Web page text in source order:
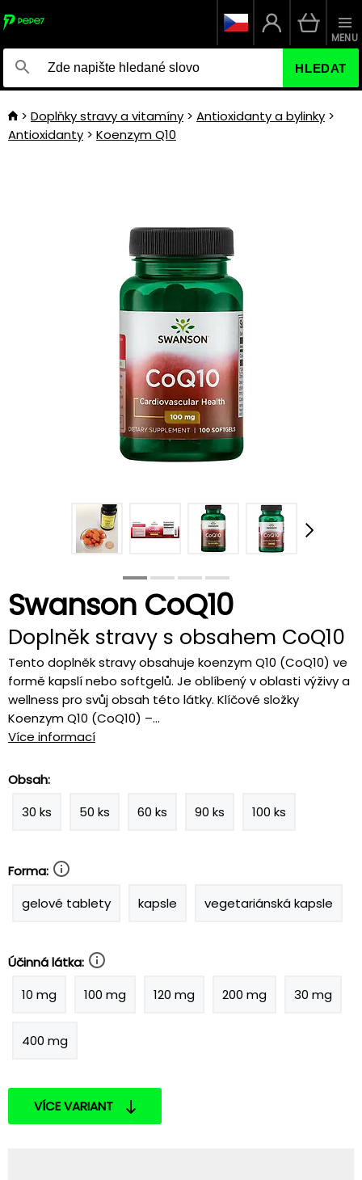
HLEDAT
MENU
Doplňky stravy a vitamíny
Antioxidanty a bylinky
Antioxidanty
Koenzym Q10
Swanson CoQ10
Doplněk stravy s obsahem CoQ10
Tento doplněk stravy obsahuje koenzym Q10 (CoQ10) ve
formě kapslí nebo softgelů. Je oblíbený v oblasti výživy a
wellness pro svůj obsah této látky. Klíčové složky
Koenzym Q10 (CoQ10) –...
Více informací
Obsah:
30 ks
50 ks 60 ks 90 ks 100 ks
Forma:
gelové tablety
kapsle vegetariánská kapsle
Účinná látka:
10 mg
100 mg 120 mg 200 mg 30 mg
400 mg
VÍCE VARIANT